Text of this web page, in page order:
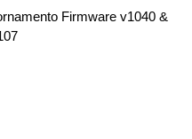
Firmware v1040 &